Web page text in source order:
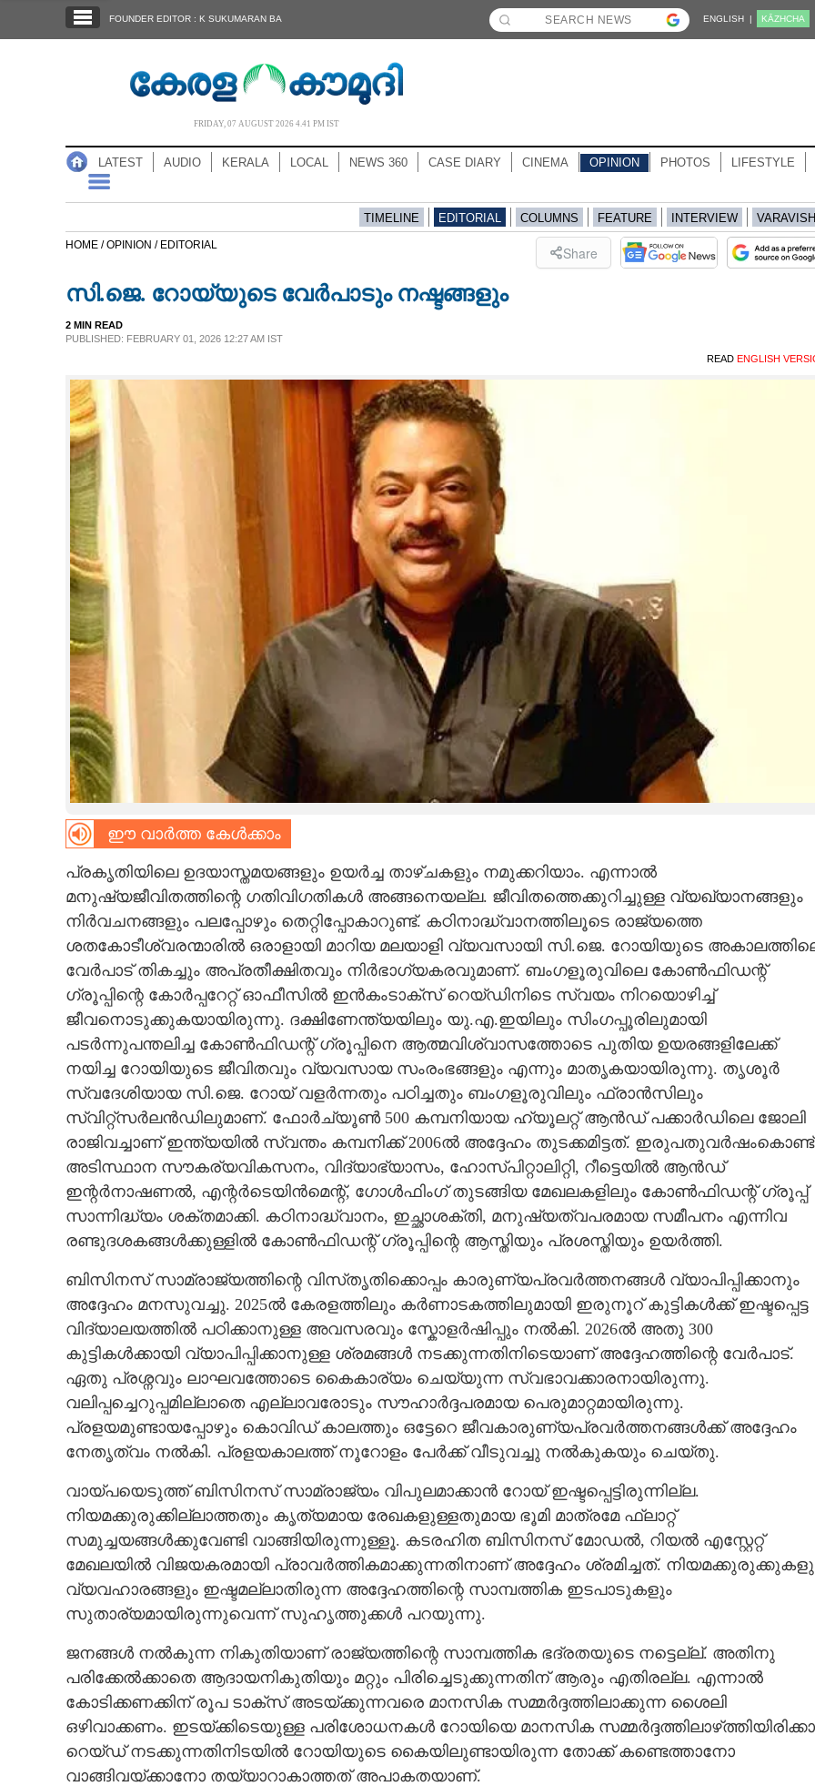
NOTIFIED NEWS
LIFESTYLE
CARTOONS
LITERATURE
CONTACT US
FOUNDER EDITOR : K SUKUMARAN BA ENGLISH | KĀZHCHA
FRIDAY, 07 AUGUST 2026 4.41 PM IST
LATEST AUDIO KERALA LOCAL NEWS 360 CASE DIARY CINEMA OPINION PHOTOS LIFESTYLE
TIMELINE EDITORIAL COLUMNS FEATURE INTERVIEW
HOME /OPINION / EDITORIAL Share
സി.ജെ. റോയ്‌യുടെ വേർപാടും നഷ്ടങ്ങളും
2 MIN READ
PUBLISHED: FEBRUARY 01, 2026 12:27 AM IST
READ ENGLISH
ഈ വാർത്ത കേൾക്കാം
പ്രകൃതിയിലെ ഉദയാസ്തമയങ്ങളും ഉയർച്ച താഴ്ചകളും നമുക്കറിയാം. എന്നാൽ
മനുഷ്യജീവിതത്തിന്റെ ഗതിവിഗതികൾ അങ്ങനെയല്ല. ജീവിതത്തെക്കുറിച്ചുള്ള വ്യഖ്യാനങ്ങളും
നിർവചനങ്ങളും പലപ്പോഴും തെറ്റിപ്പോകാറുണ്ട്. കഠിനാദ്ധ്വാനത്തിലൂടെ രാജ്യത്തെ
ശതകോടീശ്വരന്മാരിൽ ഒരാളായി മാറിയ മലയാളി വ്യവസായി സി.ജെ. റോയിയുടെ
വേർപാട് തികച്ചും അപ്രതീക്ഷിതവും നിർഭാഗ്യകരവുമാണ്. ബംഗളൂരുവിലെ കോൺഫിഡന്റ്
ഗ്രൂപ്പിന്റെ കോർപ്പറേറ്റ് ഓഫീസിൽ ഇൻകംടാക്സ് റെയ്‌ഡിനിടെ സ്വയം നിറയൊഴിച്ച്
ജീവനൊടുക്കുകയായിരുന്നു. ദക്ഷിണേന്ത്യയിലും യു.എ.ഇയിലും സിംഗപ്പൂരിലുമായി
പടർന്നുപന്തലിച്ച കോൺഫിഡന്റ് ഗ്രൂപ്പിനെ ആത്മവിശ്വാസത്തോടെ പുതിയ ഉയരങ്ങളിലേക്ക്
നയിച്ച റോയിയുടെ ജീവിതവും വ്യവസായ സംരംഭങ്ങളും എന്നും മാതൃകയായിരുന്നു. തൃശൂർ
സ്വദേശിയായ സി.ജെ. റോയ് വളർന്നതും പഠിച്ചതും ബംഗളൂരുവിലും ഫ്രാൻസിലും
സ്വിറ്റ്‌സർലൻഡിലുമാണ്. ഫോർച്യൂൺ 500 കമ്പനിയായ ഹ്യൂലറ്റ് ആൻഡ് പക്കാർഡിലെ ജോലി
രാജിവച്ചാണ് ഇന്ത്യയിൽ സ്വന്തം കമ്പനിക്ക് 2006ൽ അദ്ദേഹം തുടക്കമിട്ടത്. ഇരുപതുവർഷംകൊണ്ട്
അടിസ്ഥാന സൗകര്യവികസനം, വിദ്യാഭ്യാസം, ഹോസ്‌പിറ്റാലിറ്റി, റീട്ടെയിൽ ആൻഡ്
ഇന്റർനാഷണൽ, എന്റർടെയിൻമെന്റ്, ഗോൾഫിംഗ് തുടങ്ങിയ മേഖലകളിലും കോൺഫിഡന്റ് ഗ്രൂപ്പ്
സാന്നിദ്ധ്യം ശക്തമാക്കി. കഠിനാദ്ധ്വാനം, ഇച്ഛാശക്തി, മനുഷ്യത്വപരമായ സമീപനം എന്നിവ
രണ്ടുദശകങ്ങൾക്കുള്ളിൽ കോൺഫിഡന്റ് ഗ്രൂപ്പിന്റെ ആസ്തിയും പ്രശസ്തിയും ഉയർത്തി.
ബിസിനസ് സാമ്രാജ്യത്തിന്റെ വിസ്‌തൃതിക്കൊപ്പം കാരുണ്യപ്രവർത്തനങ്ങൾ വ്യാപിപ്പിക്കാനും
അദ്ദേഹം മനസുവച്ചു. 2025ൽ കേരളത്തിലും കർണാടകത്തിലുമായി ഇരുനൂറ് കുട്ടികൾക്ക് ഇഷ്ടപ്പെട്ട
വിദ്യാലയത്തിൽ പഠിക്കാനുള്ള അവസരവും സ്കോളർഷിപ്പും നൽകി. 2026ൽ അതു 300
കുട്ടികൾക്കായി വ്യാപിപ്പിക്കാനുള്ള ശ്രമങ്ങൾ നടക്കുന്നതിനിടെയാണ് അദ്ദേഹത്തിന്റെ വേർപാട്.
ഏതു പ്രശ്നവും ലാഘവത്തോടെ കൈകാര്യം ചെയ്യുന്ന സ്വഭാവക്കാരനായിരുന്നു.
വലിപ്പച്ചെറുപ്പമില്ലാതെ എല്ലാവരോടും സൗഹാർദ്ദപരമായ പെരുമാറ്റമായിരുന്നു.
പ്രളയമുണ്ടായപ്പോഴും കൊവിഡ് കാലത്തും ഒട്ടേറെ ജീവകാരുണ്യപ്രവർത്തനങ്ങൾക്ക് അദ്ദേഹം
നേതൃത്വം നൽകി. പ്രളയകാലത്ത് നൂറോളം പേർക്ക് വീടുവച്ചു നൽകുകയും ചെയ്തു.
വായ്പയെടുത്ത് ബിസിനസ് സാമ്രാജ്യം വിപുലമാക്കാൻ റോയ് ഇഷ്ടപ്പെട്ടിരുന്നില്ല.
നിയമക്കുരുക്കില്ലാത്തതും കൃത്യമായ രേഖകളുള്ളതുമായ ഭൂമി മാത്രമേ ഫ്ലാറ്റ്
സമുച്ചയങ്ങൾക്കുവേണ്ടി വാങ്ങിയിരുന്നുള്ളൂ. കടരഹിത ബിസിനസ് മോഡൽ,​ റിയൽ എസ്റ്റേറ്റ്
മേഖലയിൽ വിജയകരമായി പ്രാവർത്തികമാക്കുന്നതിനാണ് അദ്ദേഹം ശ്രമിച്ചത്.
വ്യവഹാരങ്ങളും ഇഷ്ടമല്ലാതിരുന്ന അദ്ദേഹത്തിന്റെ സാമ്പത്തിക ഇടപാടുകളും
സുതാര്യമായിരുന്നുവെന്ന് സുഹൃത്തുക്കൾ പറയുന്നു.
ജനങ്ങൾ നൽകുന്ന നികുതിയാണ് രാജ്യത്തിന്റെ സാമ്പത്തിക ഭദ്ര‌തയുടെ നട്ടെല്ല്. അതിനു
പരിക്കേൽക്കാതെ ആദായനികുതിയും മറ്റും പിരിച്ചെടുക്കുന്നതിന് ആരും എതിരല്ല. എന്നാൽ
കോടിക്കണക്കിന് രൂപ ടാക്സ് അടയ്ക്കുന്നവരെ മാനസിക സമ്മർദ്ദത്തിലാക്കുന്ന ശൈലി
ഒഴിവാക്കണം. ഇടയ്ക്കിടെയുള്ള പരിശോധനകൾ റോയിയെ മാനസിക
റെയ്‌ഡ് നടക്കുന്നതിനിടയിൽ റോയിയുടെ കൈയിലുണ്ടായിരുന്ന തോക്ക് കണ്ടെത്താനോ
വാങ്ങിവയ്ക്കാനോ തയ്യാറാകാത്തത് അപാകതയാണ്.
സി.ജെ. റോയ്‌യുടെ വേർപാടും നഷ്ടങ്ങളും